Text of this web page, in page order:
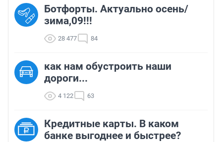
Ботфорты. Актуально осень/
зима,09!!!
28 477 84
как нам обустроить наши
дороги...
4 122 63
Кредитные карты. В каком
банке выгоднее и быстрее?